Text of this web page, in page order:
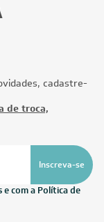
cadastre-
de troca,
Inscreva-se
e com a Política de